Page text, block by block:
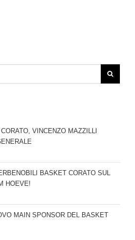
VINCENZO MAZZILLI
BASKET CORATO SUL
HOEVE!
MAIN SPONSOR DEL BASKET